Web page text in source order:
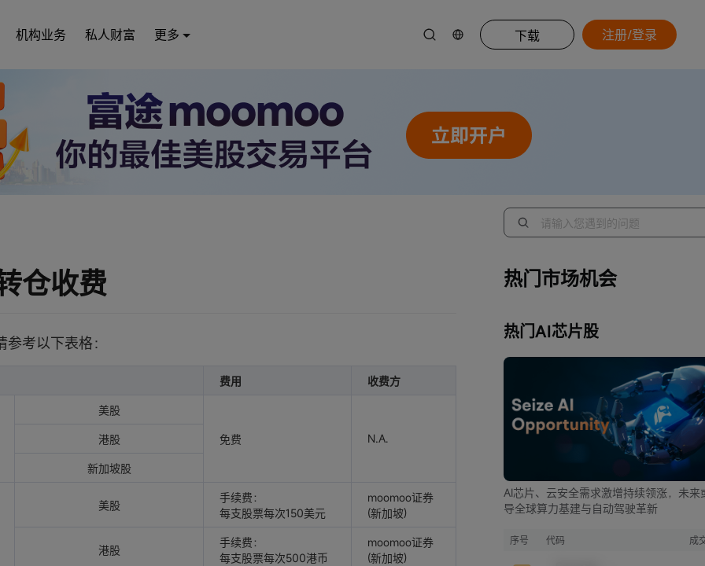
机构业务 私人财富 更多 下载 注册/登录
仓收费
考以下表格：
费用
收费方
美股
免费
N.A.
港股
新加坡股
美股
手续费：
每支股票每次150美元
moomoo证券
(新加坡)
港股
手续费：
每支股票每次500港币
moomoo证券
(新加坡)
热门市场机会
热门AI芯片股
AI芯片、云安全需求激增持续领涨，未来
导全球算力基建与自动驾驶革新
序号 代码 成